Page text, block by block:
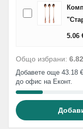
5.06
Общо избрани:
Добавете още 43.18
до офис на Еконт.